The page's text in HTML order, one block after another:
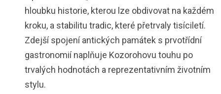
hloubku historie, kterou lze obdivovat na každém
kroku, a stabilitu tradic, které přetrvaly tisíciletí.
Zdejší spojení antických památek s prvotřídní
gastronomií naplňuje Kozorohovu touhu po
trvalých hodnotách a reprezentativním životním
stylu.